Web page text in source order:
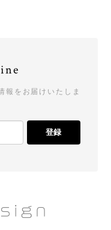
報をお届けいたしま
登録